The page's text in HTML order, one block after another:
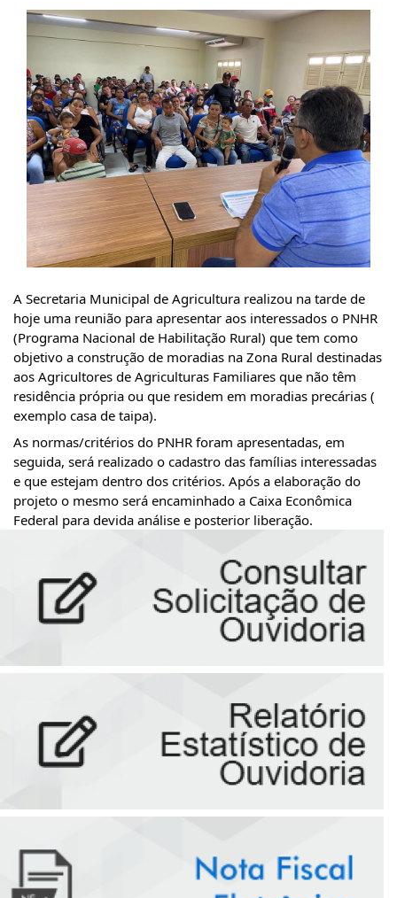
A Secretaria Municipal de Agricultura realizou na tarde de
hoje uma reunião para apresentar aos interessados o PNHR
(Programa Nacional de Habilitação Rural) que tem como
objetivo a construção de moradias na Zona Rural destinadas
aos Agricultores de Agriculturas Familiares que não têm
residência própria ou que residem em moradias precárias (
exemplo casa de taipa).
As normas/critérios do PNHR foram apresentadas, em
seguida, será realizado o cadastro das famílias interessadas
e que estejam dentro dos critérios. Após a elaboração do
projeto o mesmo será encaminhado a Caixa Econômica
Federal para devida análise e posterior liberação.